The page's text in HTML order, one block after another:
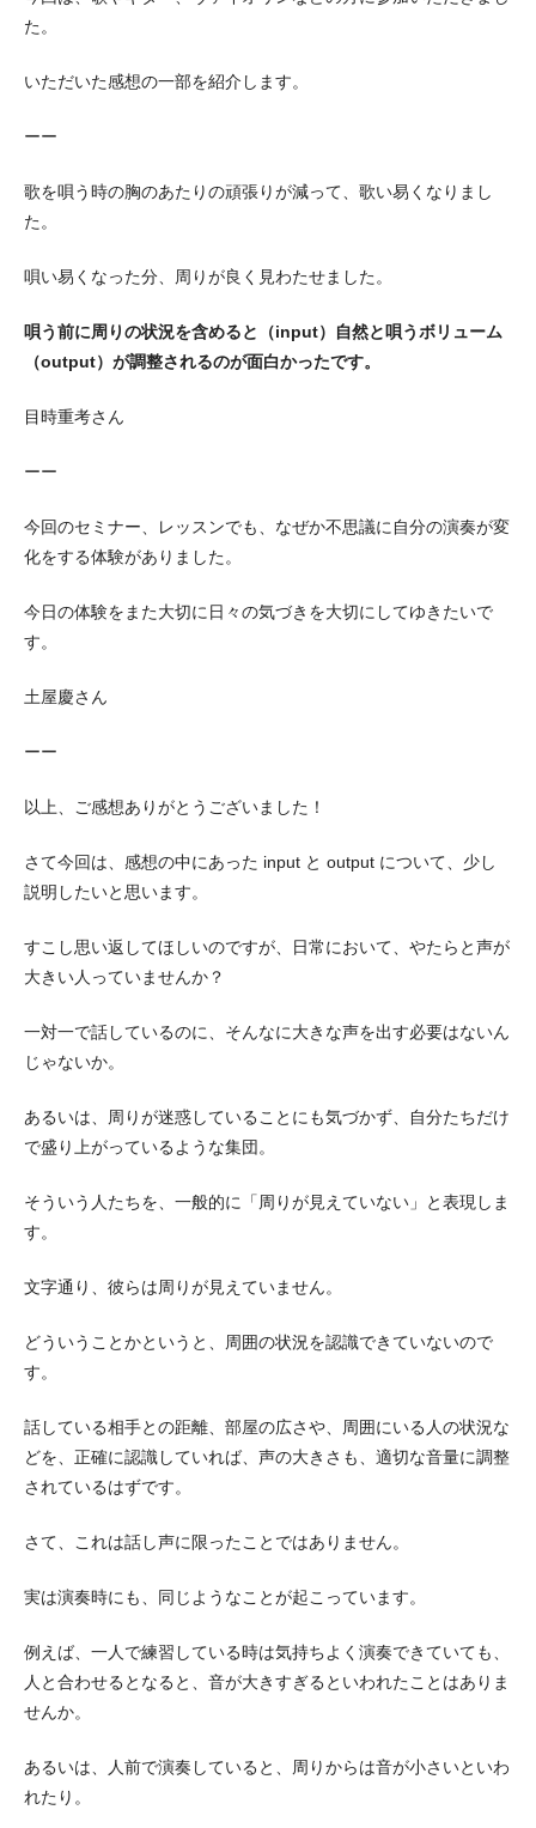
た。
いただいた感想の一部を紹介します。
ーー
歌を唄う時の胸のあたりの頑張りが減って、歌い易くなりまし
た。
唄い易くなった分、周りが良く見わたせました。
唄う前に周りの状況を含めると（input）自然と唄うボリューム
（output）が調整されるのが面白かったです。
目時重考さん
ーー
今回のセミナー、レッスンでも、なぜか不思議に自分の演奏が変
化をする体験がありました。
今日の体験をまた大切に日々の気づきを大切にしてゆきたいで
す。
土屋慶さん
ーー
以上、ご感想ありがとうございました！
さて今回は、感想の中にあった input と output について、少し
説明したいと思います。
すこし思い返してほしいのですが、日常において、やたらと声が
大きい人っていませんか？
一対一で話しているのに、そんなに大きな声を出す必要はないん
じゃないか。
あるいは、周りが迷惑していることにも気づかず、自分たちだけ
で盛り上がっているような集団。
そういう人たちを、一般的に「周りが見えていない」と表現しま
す。
文字通り、彼らは周りが見えていません。
どういうことかというと、周囲の状況を認識できていないので
す。
話している相手との距離、部屋の広さや、周囲にいる人の状況な
どを、正確に認識していれば、声の大きさも、適切な音量に調整
されているはずです。
さて、これは話し声に限ったことではありません。
実は演奏時にも、同じようなことが起こっています。
例えば、一人で練習している時は気持ちよく演奏できていても、
人と合わせるとなると、音が大きすぎるといわれたことはありま
せんか。
あるいは、人前で演奏していると、周りからは音が小さいといわ
れたり。